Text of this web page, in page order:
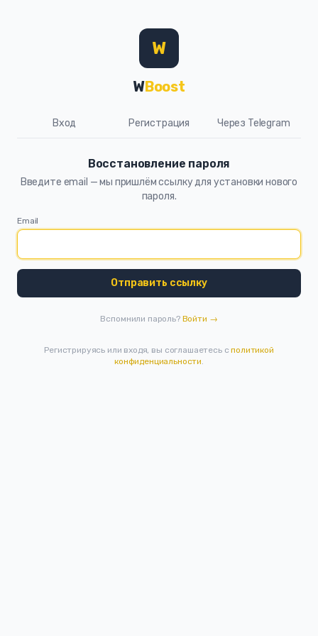
W
WBoost
Вход Регистрация Через Telegram
Восстановление пароля
Введите email — мы пришлём ссылку для установки нового
пароля.
Email
Отправить ссылку
Вспомнили пароль? Войти →
Регистрируясь или входя, вы соглашаетесь сполитикой
конфиденциальности.